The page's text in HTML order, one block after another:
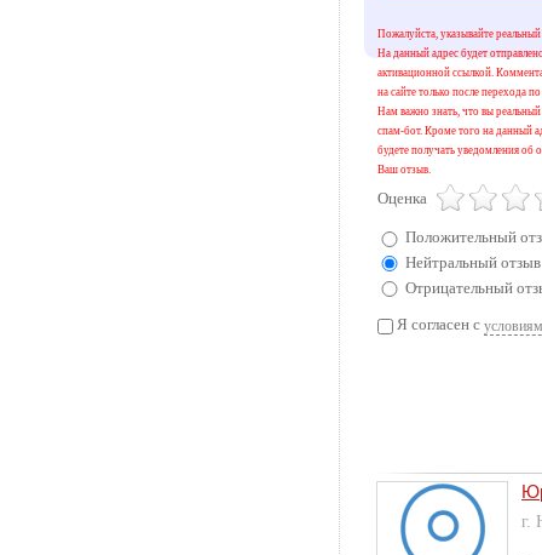
Пожалуйста, указывайте
На данный адрес будет
активационной ссылкой.
на сайте только после перехода
Нам важно знать, что вы реальный
спам-бот. Кроме того на данный
будете получать уведомления об
Ваш отзыв.
Оценка
Положительный
Нейтральный отзыв
Отрицательный
Я согласен с
г.